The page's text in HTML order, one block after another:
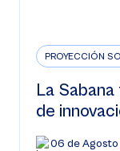
PROYECCIÓN
La
de
06 de